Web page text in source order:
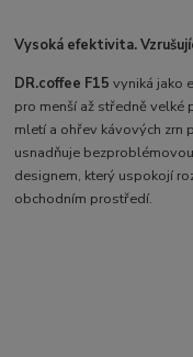
Vysoká efektivita.
DR.coffee F15 vyniká jako
pro menší až středně velké
mletí a ohřev kávových zrn
usnadňuje
designem, který uspokojí
obchodním prostředí.